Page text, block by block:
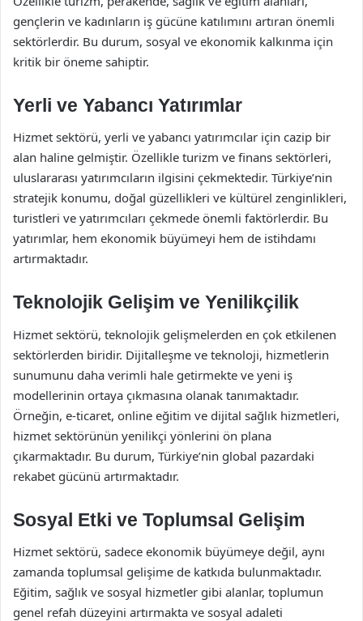
gençlerin ve kadınların iş gücüne katılımını artıran önemli
sektörlerdir. Bu durum, sosyal ve ekonomik kalkınma için
kritik bir öneme sahiptir.
Yerli ve Yabancı Yatırımlar
Hizmet sektörü, yerli ve yabancı yatırımcılar için cazip bir
alan haline gelmiştir. Özellikle turizm ve finans sektörleri,
uluslararası yatırımcıların ilgisini çekmektedir. Türkiye’nin
stratejik konumu, doğal güzellikleri ve kültürel zenginlikleri,
turistleri ve yatırımcıları çekmede önemli faktörlerdir. Bu
yatırımlar, hem ekonomik büyümeyi hem de istihdamı
artırmaktadır.
Teknolojik Gelişim ve Yenilikçilik
Hizmet sektörü, teknolojik gelişmelerden en çok etkilenen
sektörlerden biridir. Dijitalleşme ve teknoloji, hizmetlerin
sunumunu daha verimli hale getirmekte ve yeni iş
modellerinin ortaya çıkmasına olanak tanımaktadır.
Örneğin, e-ticaret, online eğitim ve dijital sağlık hizmetleri,
hizmet sektörünün yenilikçi yönlerini ön plana
çıkarmaktadır. Bu durum, Türkiye’nin global pazardaki
rekabet gücünü artırmaktadır.
Sosyal Etki ve Toplumsal Gelişim
Hizmet sektörü, sadece ekonomik büyümeye değil, aynı
zamanda toplumsal gelişime de katkıda bulunmaktadır.
Eğitim, sağlık ve sosyal hizmetler gibi alanlar, toplumun
genel refah düzeyini artırmakta ve sosyal adaleti